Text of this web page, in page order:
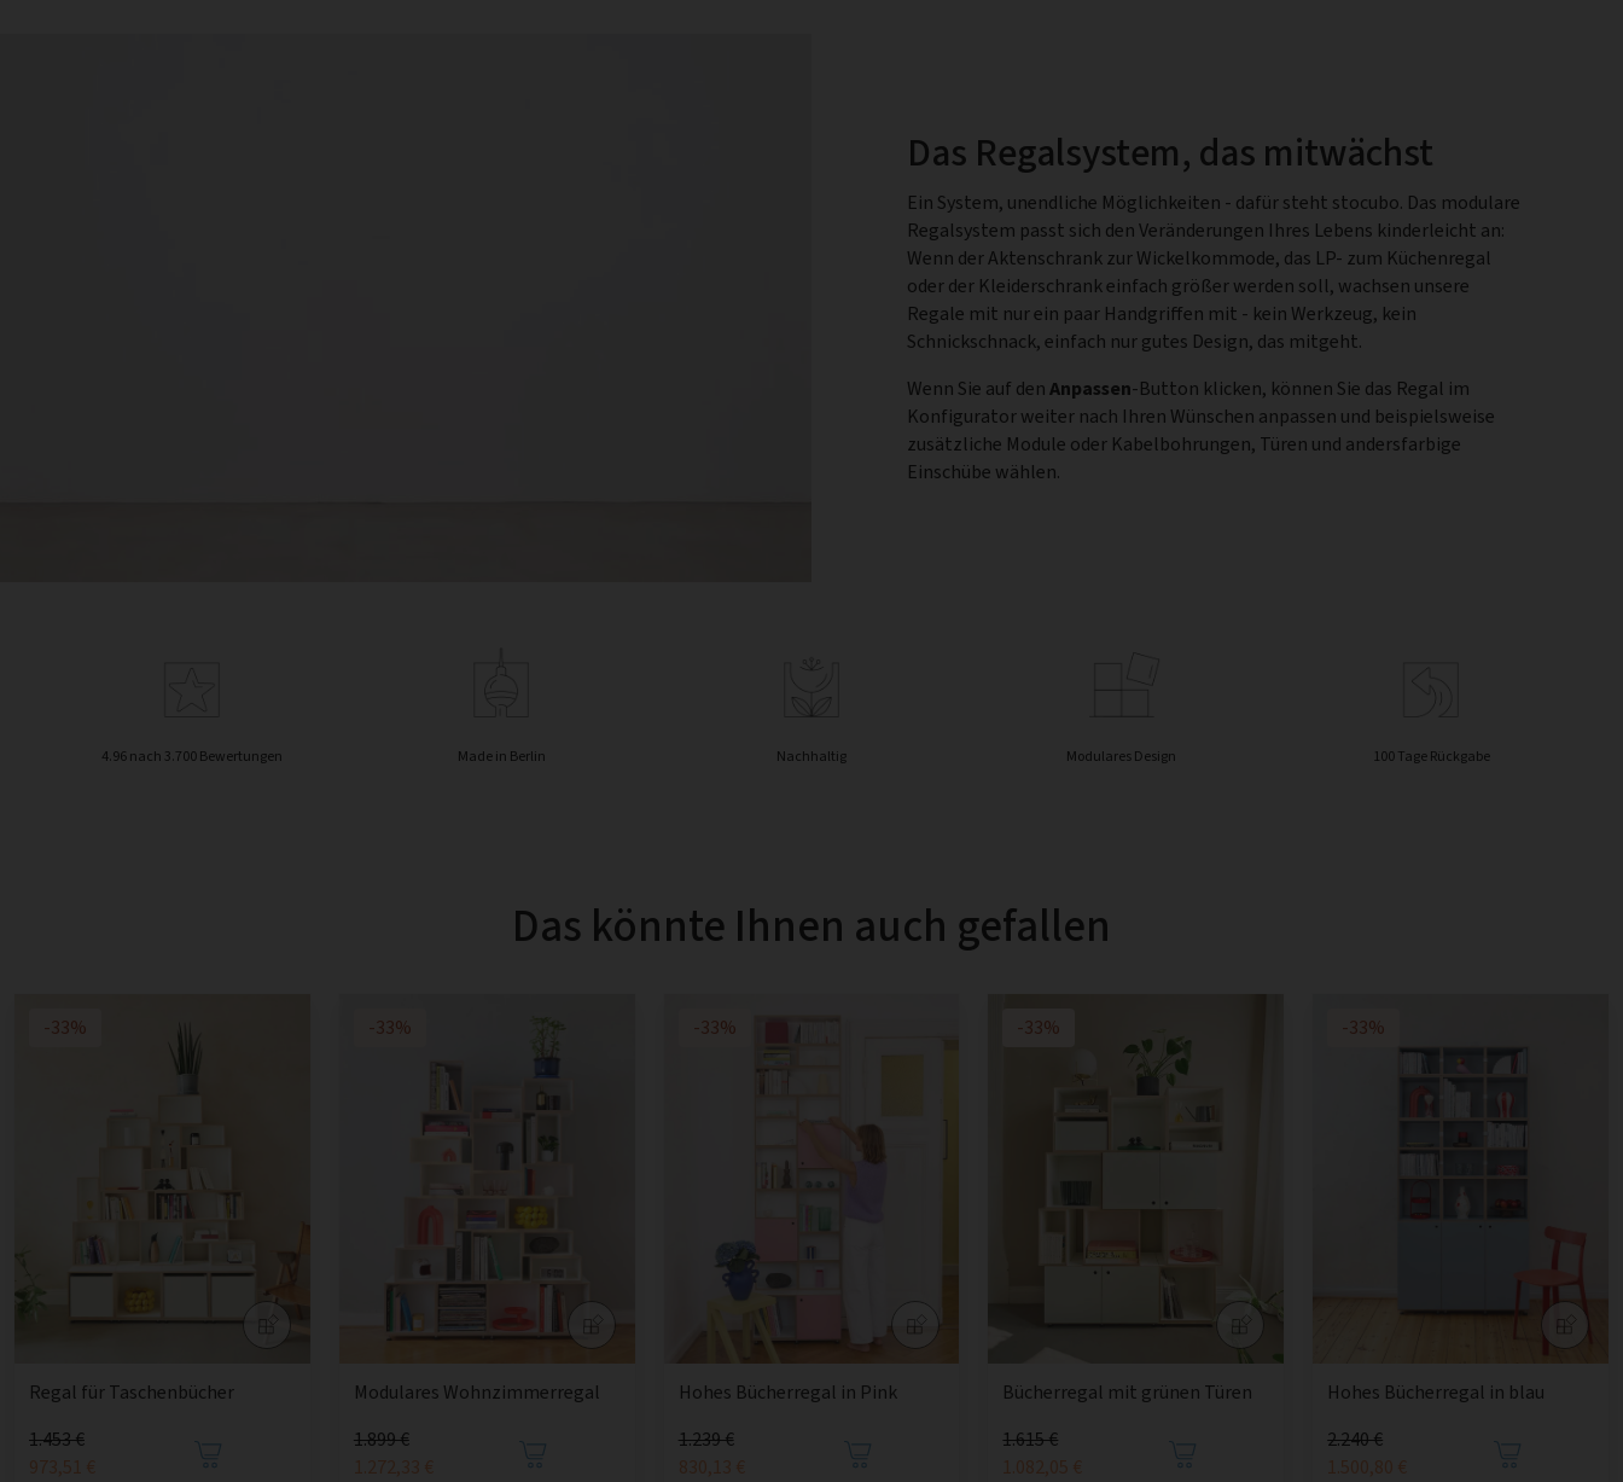
Das Regalsystem, das mitwächst
Ein System, unendliche Möglichkeiten - dafür steht stocubo. Das modulare
Regalsystem passt sich den Veränderungen Ihres Lebens kinderleicht an:
Wenn der Aktenschrank zur Wickelkommode, das LP- zum Küchenregal
oder der Kleiderschrank einfach größer werden soll, wachsen unsere
Regale mit nur ein paar Handgriffen mit - kein Werkzeug, kein
Schnickschnack, einfach nur gutes Design, das mitgeht.
Wenn Sie auf denAnpassen-Button klicken, können Sie das Regal im
Konfigurator weiter nach Ihren Wünschen anpassen und beispielsweise
zusätzliche Module oder Kabelbohrungen, Türen und andersfarbige
Einschübe wählen.
4.96 nach 3.700 Bewertungen Made in Berlin Nachhaltig Modulares Design 100 Tage Rückgabe
Das könnte Ihnen auch gefallen
-33%
Regal für Taschenbücher
1.453 €
973,51 €
-33%
Modulares Wohnzimmerregal
1.899 €
1.272,33 €
-33%
Hohes Bücherregal in Pink
1.239 €
830,13 €
-33%
Bücherregal mit grünen Türen
1.615 €
1.082,05 €
-33%
Hohes Bücherregal in blau
2.240 €
1.500,80 €